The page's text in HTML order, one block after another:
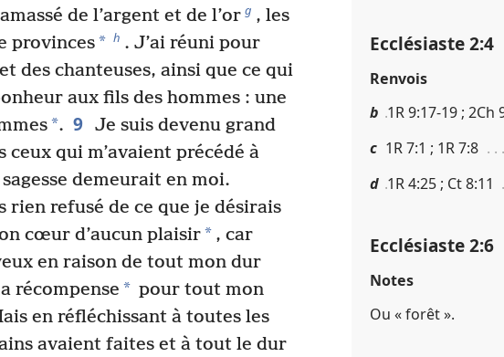
de l’argent et de l’or g , les
provinces* h . J’ai réuni pour
des chanteuses, ainsi que ce qui
aux fils des hommes : une
*. 9 Je suis devenu grand
ceux qui m’avaient précédé à
demeurait en moi.
rien refusé de ce que je désirais
cœur d’aucun plaisir* , car
en raison de tout mon dur
récompense * pour tout mon
en réfléchissant à toutes les
avaient faites et à tout le dur
Ecclésiaste 2​:​4
Renvois
b 1R 9​:​17-19 ; 2Ch
c 1R 7​:​1 ; 1R 7​:​8
d 1R 4​:​25 ; Ct 8​:​11
Ecclésiaste 2​:​6
Notes
Ou « forêt ».